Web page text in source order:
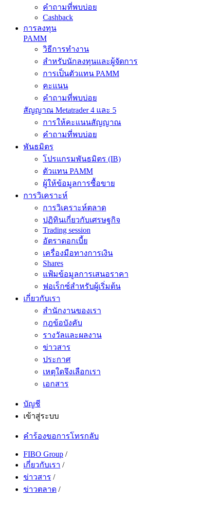
คำถามที่พบบ่อย
Cashback
การลงทุน
PAMM
วิธีการทำงาน
สำหรับนักลงทุนและผู้จัดการ
การเป็นตัวแทน PAMM
คะแนน
คำถามที่พบบ่อย
สัญญาณ Metatrader 4 และ 5
การให้คะแนนสัญญาณ
คำถามที่พบบ่อย
พันธมิตร
โปรแกรมพันธมิตร (IB)
ตัวแทน PAMM
ผู้ให้ข้อมูลการซื้อขาย
การวิเคราะห์
การวิเคราะห์ตลาด
ปฏิทินเกี่ยวกับเศรษฐกิจ
Trading session
อัตราดอกเบี้ย
เครื่องมือทางการเงิน
Shares
แฟ้มข้อมูลการเสนอราคา
ฟอเร็กซ์สำหรับผู้เริ่มต้น
เกี่ยวกับเรา
สำนักงานของเรา
กฎข้อบังคับ
รางวัลและผลงาน
ข่าวสาร
ประกาศ
เหตุใดจึงเลือกเรา
เอกสาร
บัญชี
เข้าสู่ระบบ
คำร้องขอการโทรกลับ
FIBO Group /
เกี่ยวกับเรา /
ข่าวสาร /
ข่าวตลาด /